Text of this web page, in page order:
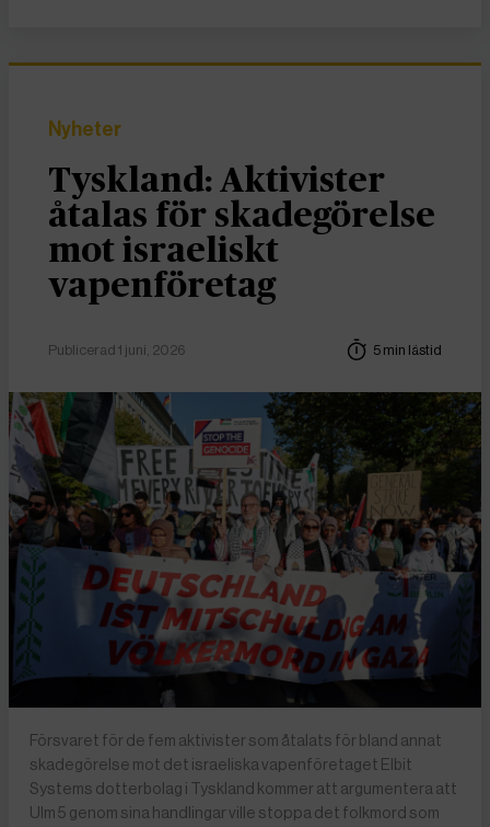
Nyheter
Tyskland: Aktivister
åtalas för skadegörelse
mot israeliskt
vapenföretag
Publicerad 1 juni, 2026 5 min lästid
Försvaret för de fem aktivister som åtalats för bland annat
skadegörelse mot det israeliska vapenföretaget Elbit
Systems dotterbolag i Tyskland kommer att argumentera att
Ulm 5 genom sina handlingar ville stoppa det folkmord som